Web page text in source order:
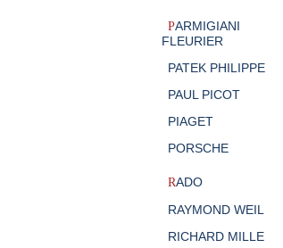
PARMIGIANI
FLEURIER
PATEK PHILIPPE
PAUL PICOT
PIAGET
PORSCHE
RADO
RAYMOND WEIL
RICHARD MILLE